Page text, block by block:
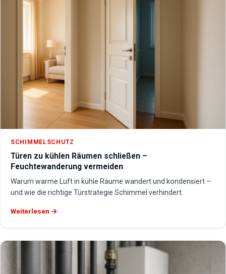
SCHIMMELSCHUTZ
Türen zu kühlen Räumen schließen –
Feuchtewanderung vermeiden
Warum warme Luft in kühle Räume wandert und kondensiert –
und wie die richtige Türstrategie Schimmel verhindert.
Weiterlesen →